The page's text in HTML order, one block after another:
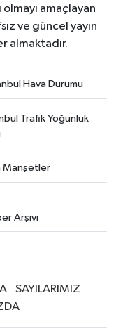
amaçlayan
ve güncel yayın
almaktadır.
Hava Durumu
Trafik Yoğunluk
Manşetler
Arşivi
SAYILARIMIZ